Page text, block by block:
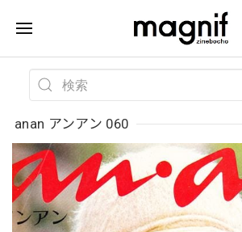
anan アンアン 060